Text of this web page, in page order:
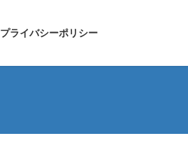
プライバシーポリシー